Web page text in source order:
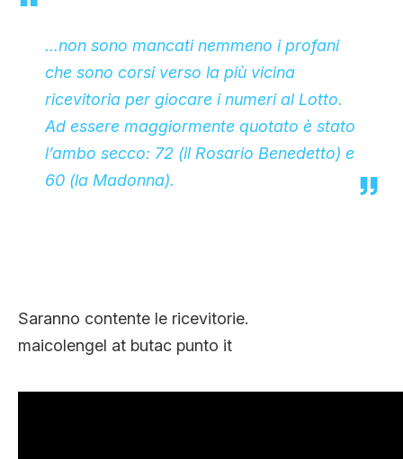
…non sono mancati nemmeno i profani
che sono corsi verso la più vicina
ricevitoria per giocare i numeri al Lotto.
Ad essere maggiormente quotato è stato
l’ambo secco: 72 (il Rosario Benedetto) e
60 (la Madonna).
Saranno contente le ricevitorie.
maicolengel at butac punto it